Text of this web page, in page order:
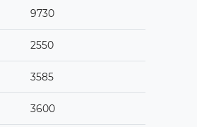
9730
2550
3585
3600